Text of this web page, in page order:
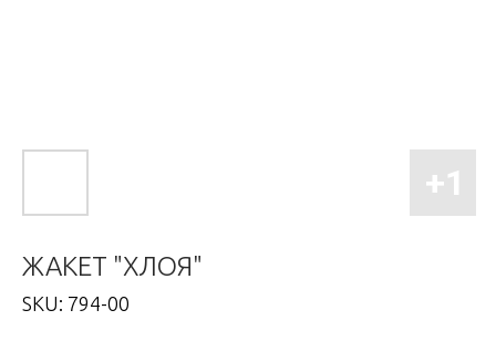
ЖАКЕТ "ХЛОЯ"
SKU: 794-00